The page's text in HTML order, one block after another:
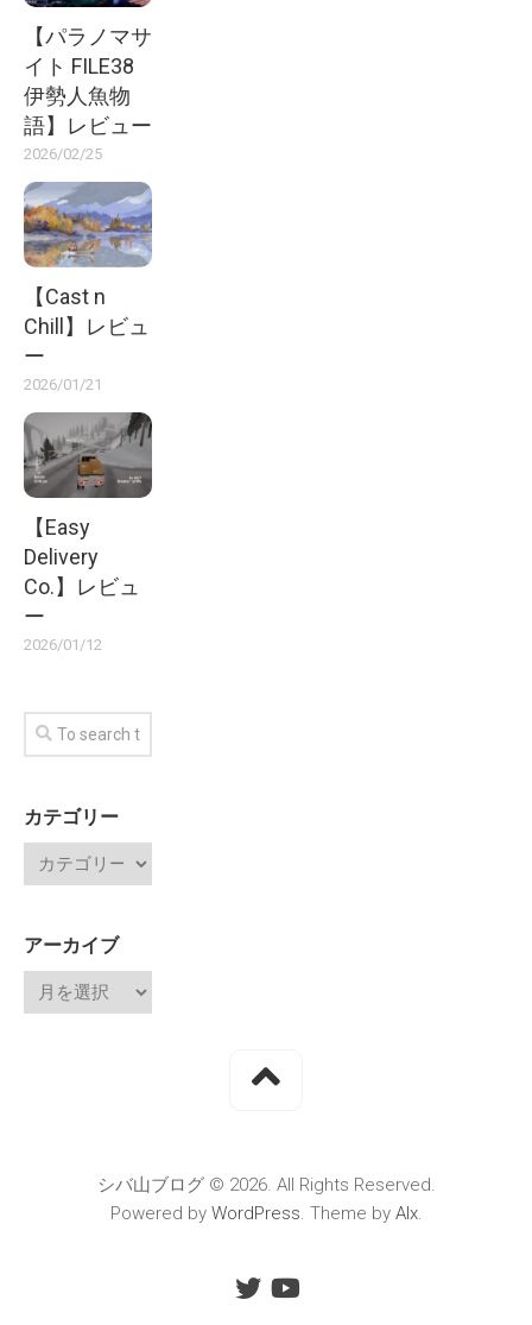
【パラノマサ
イト FILE38
伊勢人魚物
語】レビュー
2026/02/25
【Cast n
Chill】レビュ
ー
2026/01/21
【Easy
Delivery
Co.】レビュ
ー
2026/01/12
カテゴリー
アーカイブ
シバ山ブログ © 2026. All Rights Reserved.
Powered by WordPress. Theme by Alx.